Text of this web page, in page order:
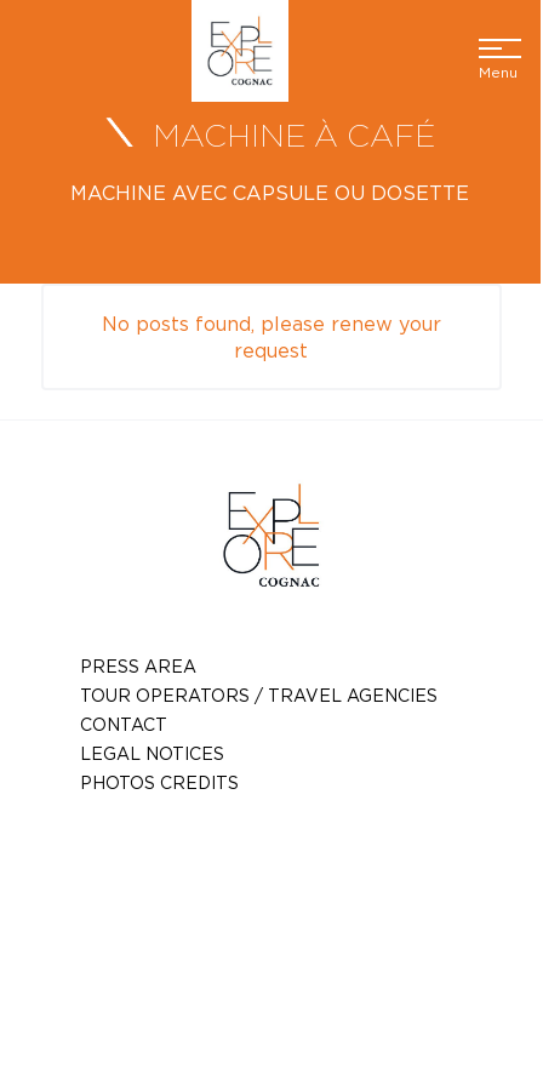
Menu
MACHINE À CAFÉ
MACHINE AVEC CAPSULE OU DOSETTE
No posts found, please renew your
request
PRESS AREA
TOUR OPERATORS / TRAVEL AGENCIES
CONTACT
LEGAL NOTICES
PHOTOS CREDITS